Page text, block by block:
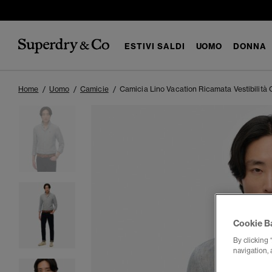
ESTIVI SALDI UOMO DONNA
Home Uomo Camicie Camicia Lino Vacation Ricamata Vestibilità
Cookie
By clicking
navigation,